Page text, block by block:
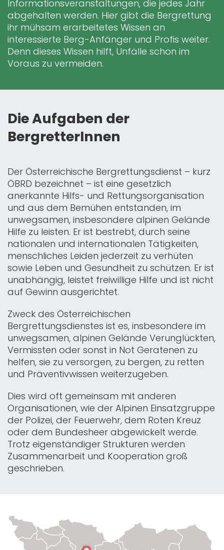
Informationsveranstaltungen, die jedes Jahr
abgehalten werden. Hier gibt die Bergrettung
ihr mühsam erarbeitetes Wissen an
interessierte Berg-Anfänger und Profis weiter.
Denn dieses Wissen hilft, Unfälle schon im
Voraus zu vermeiden.
Die Aufgaben der
BergretterInnen
Der Österreichische Bergrettungsdienst – kurz
ÖBRD bezeichnet – ist eine gesetzlich
anerkannte Hilfs- und Rettungsorganisation
und aus dem Bemühen entstanden, im
unwegsamen, insbesondere alpinen Gelände
Hilfe zu leisten. Er ist bestrebt, durch seine
nationalen und internationalen Tätigkeiten,
menschliches Leiden jederzeit zu verhüten
sowie Leben und Gesundheit zu schützen. Er ist
unabhängig, leistet freiwillige Hilfe und ist nicht
auf Gewinn ausgerichtet.
Zweck des Österreichischen
Bergrettungsdienstes ist es, insbesondere im
unwegsamen, alpinen Gelände Verunglückten,
Vermissten oder sonst in Not Geratenen zu
helfen, sie zu versorgen, zu bergen, zu retten
und Präventivwissen weiterzugeben.
Dies wird oft gemeinsam mit anderen
Organisationen, wie der Alpinen Einsatzgruppe
der Polizei, der Feuerwehr, dem Roten Kreuz
oder dem Bundesheer abgewickelt werde.
Trotz eigen­ständiger Strukturen werden
Zusammenarbeit und Kooperation groß
geschrieben.